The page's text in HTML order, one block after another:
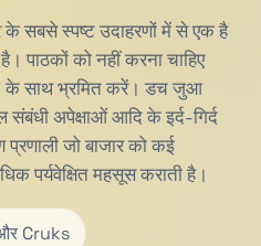
सबसे स्पष्ट उदाहरणों में से एक है
पाठकों को नहीं करना चाहिए
के साथ भ्रमित करें। डच जुआ
अपेक्षाओं आदि के इर्द-गिर्द
प्रणाली जो बाजार को कई
पर्यवेक्षित महसूस कराती है।
Cruks